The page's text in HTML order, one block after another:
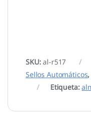
SKU:al-r517
Sellos Automáticos
Etiqueta: